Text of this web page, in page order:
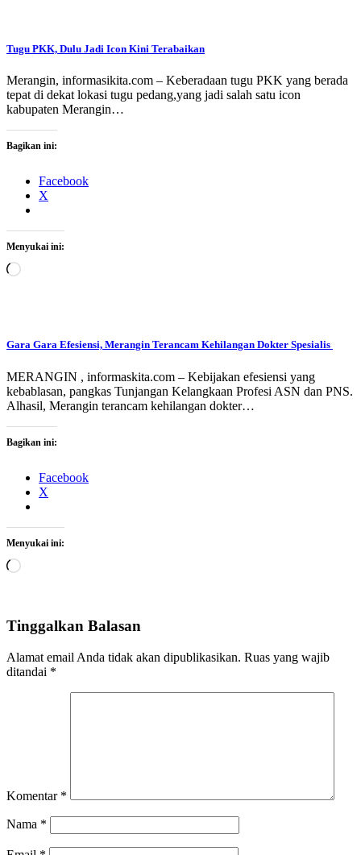
Tugu PKK, Dulu Jadi Icon Kini Terabaikan
Merangin, informasikita.com – Keberadaan tugu PKK yang berada
tepat di dekat lokasi tugu pedang,yang jadi salah satu icon
kabupaten Merangin…
Bagikan ini:
Facebook
X
Menyukai ini:
Memuat...
Gara Gara Efesiensi, Merangin Terancam Kehilangan Dokter Spesialis
MERANGIN , informaskita.com – Kebijakan efesiensi yang
kebablasan, pangkas Tunjangan Kelangkaan Profesi ASN dan PNS.
Alhasil, Merangin terancam kehilangan dokter…
Bagikan ini:
Facebook
X
Menyukai ini:
Memuat...
Tinggalkan Balasan
Alamat email Anda tidak akan dipublikasikan. Ruas yang wajib
ditandai *
Komentar *
Nama *